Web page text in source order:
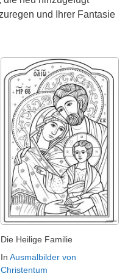
und Ihrer Fantasie
Die Heilige Familie
In Ausmalbilder von
Christentum